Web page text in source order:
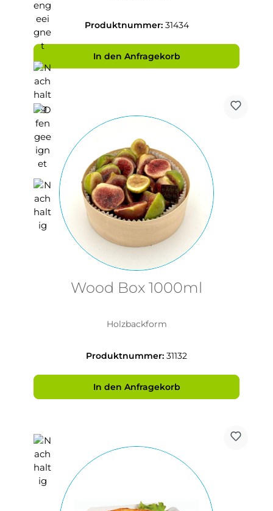
Produktnummer: 31434
In den Anfragekorb
Wood Box 1000ml
Holzbackform
Produktnummer: 31132
In den Anfragekorb